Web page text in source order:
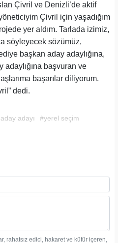
Çivril ve Denizli’de aktif
Çivril için yaşadığım
yer aldım. Tarlada izimiz,
söyleyecek sözümüz,
başkan aday adaylığına,
başvuran ve
başarılar diliyorum.
dedi.
adayı #yerel seçim
rahatsız edici, hakaret ve küfür içeren,